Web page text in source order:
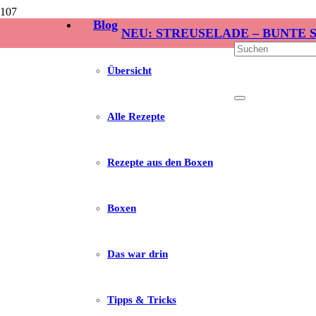
NEU: STREUSELADE – BUNTE
Blog
Übersicht
Alle Rezepte
Rezepte aus den Boxen
Boxen
Das war drin
Tipps & Tricks